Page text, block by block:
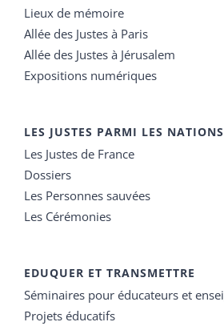
Lieux de mémoire
Allée des Justes à Paris
Allée des Justes à Jérusalem
Expositions numériques
LES JUSTES PARMI LES NATIONS
Les Justes de France
Dossiers
Les Personnes sauvées
Les Cérémonies
EDUQUER ET TRANSMETTRE
Séminaires pour éducateurs et
Projets éducatifs